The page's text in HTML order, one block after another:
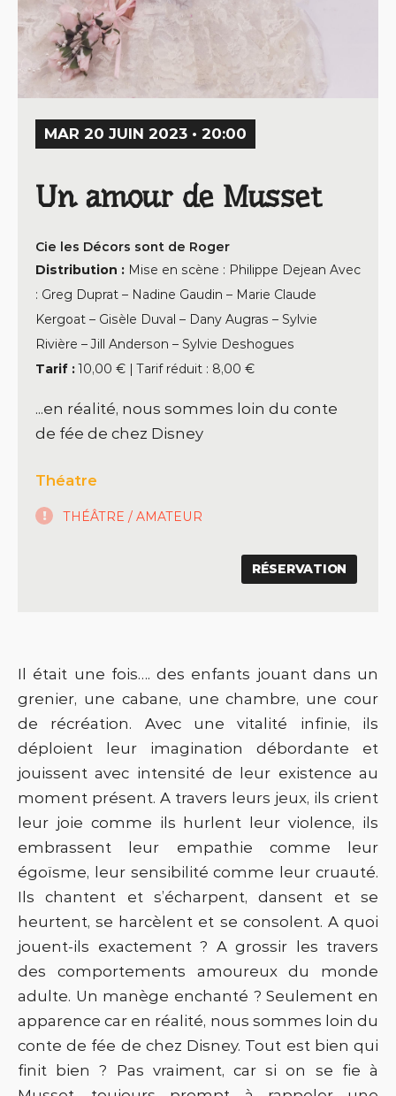
MAR 20 JUIN 2023 • 20:00
Un amour de Musset
Cie les Décors sont de Roger
Distribution : Mise en scène : Philippe Dejean Avec
: Greg Duprat – Nadine Gaudin – Marie Claude
Kergoat – Gisèle Duval – Dany Augras – Sylvie
Rivière – Jill Anderson – Sylvie Deshogues
Tarif :10,00 € | Tarif réduit : 8,00 €
...en réalité, nous sommes loin du conte
de fée de chez Disney
Théatre
THÉÂTRE / AMATEUR
RÉSERVATION
Il était une fois…. des enfants jouant dans un
grenier, une cabane, une chambre, une cour
de récréation. Avec une vitalité infinie, ils
déploient leur imagination débordante et
jouissent avec intensité de leur existence au
moment présent. A travers leurs jeux, ils crient
leur joie comme ils hurlent leur violence, ils
embrassent leur empathie comme leur
égoïsme, leur sensibilité comme leur cruauté.
Ils chantent et s’écharpent, dansent et se
heurtent, se harcèlent et se consolent. A quoi
jouent-ils exactement ? A grossir les travers
des comportements amoureux du monde
adulte. Un manège enchanté ? Seulement en
apparence car en réalité, nous sommes loin du
conte de fée de chez Disney. Tout est bien qui
finit bien ? Pas vraiment, car si on se fie à